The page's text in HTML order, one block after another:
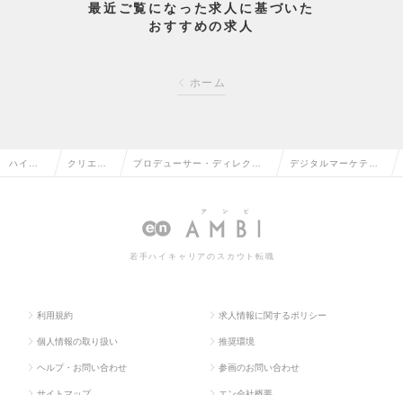
最近ご覧になった求人に基づいた
おすすめの求人
ホーム
ハイク クリエイ プロデューサー・ディレクタ
関連）の転職
デジタルマーケティ
若手ハイキャリアのスカウト転職
利用規約 求人情報に関するポリシー
個人情報の取り扱い 推奨環境
ヘルプ・お問い合わせ 参画のお問い合わせ